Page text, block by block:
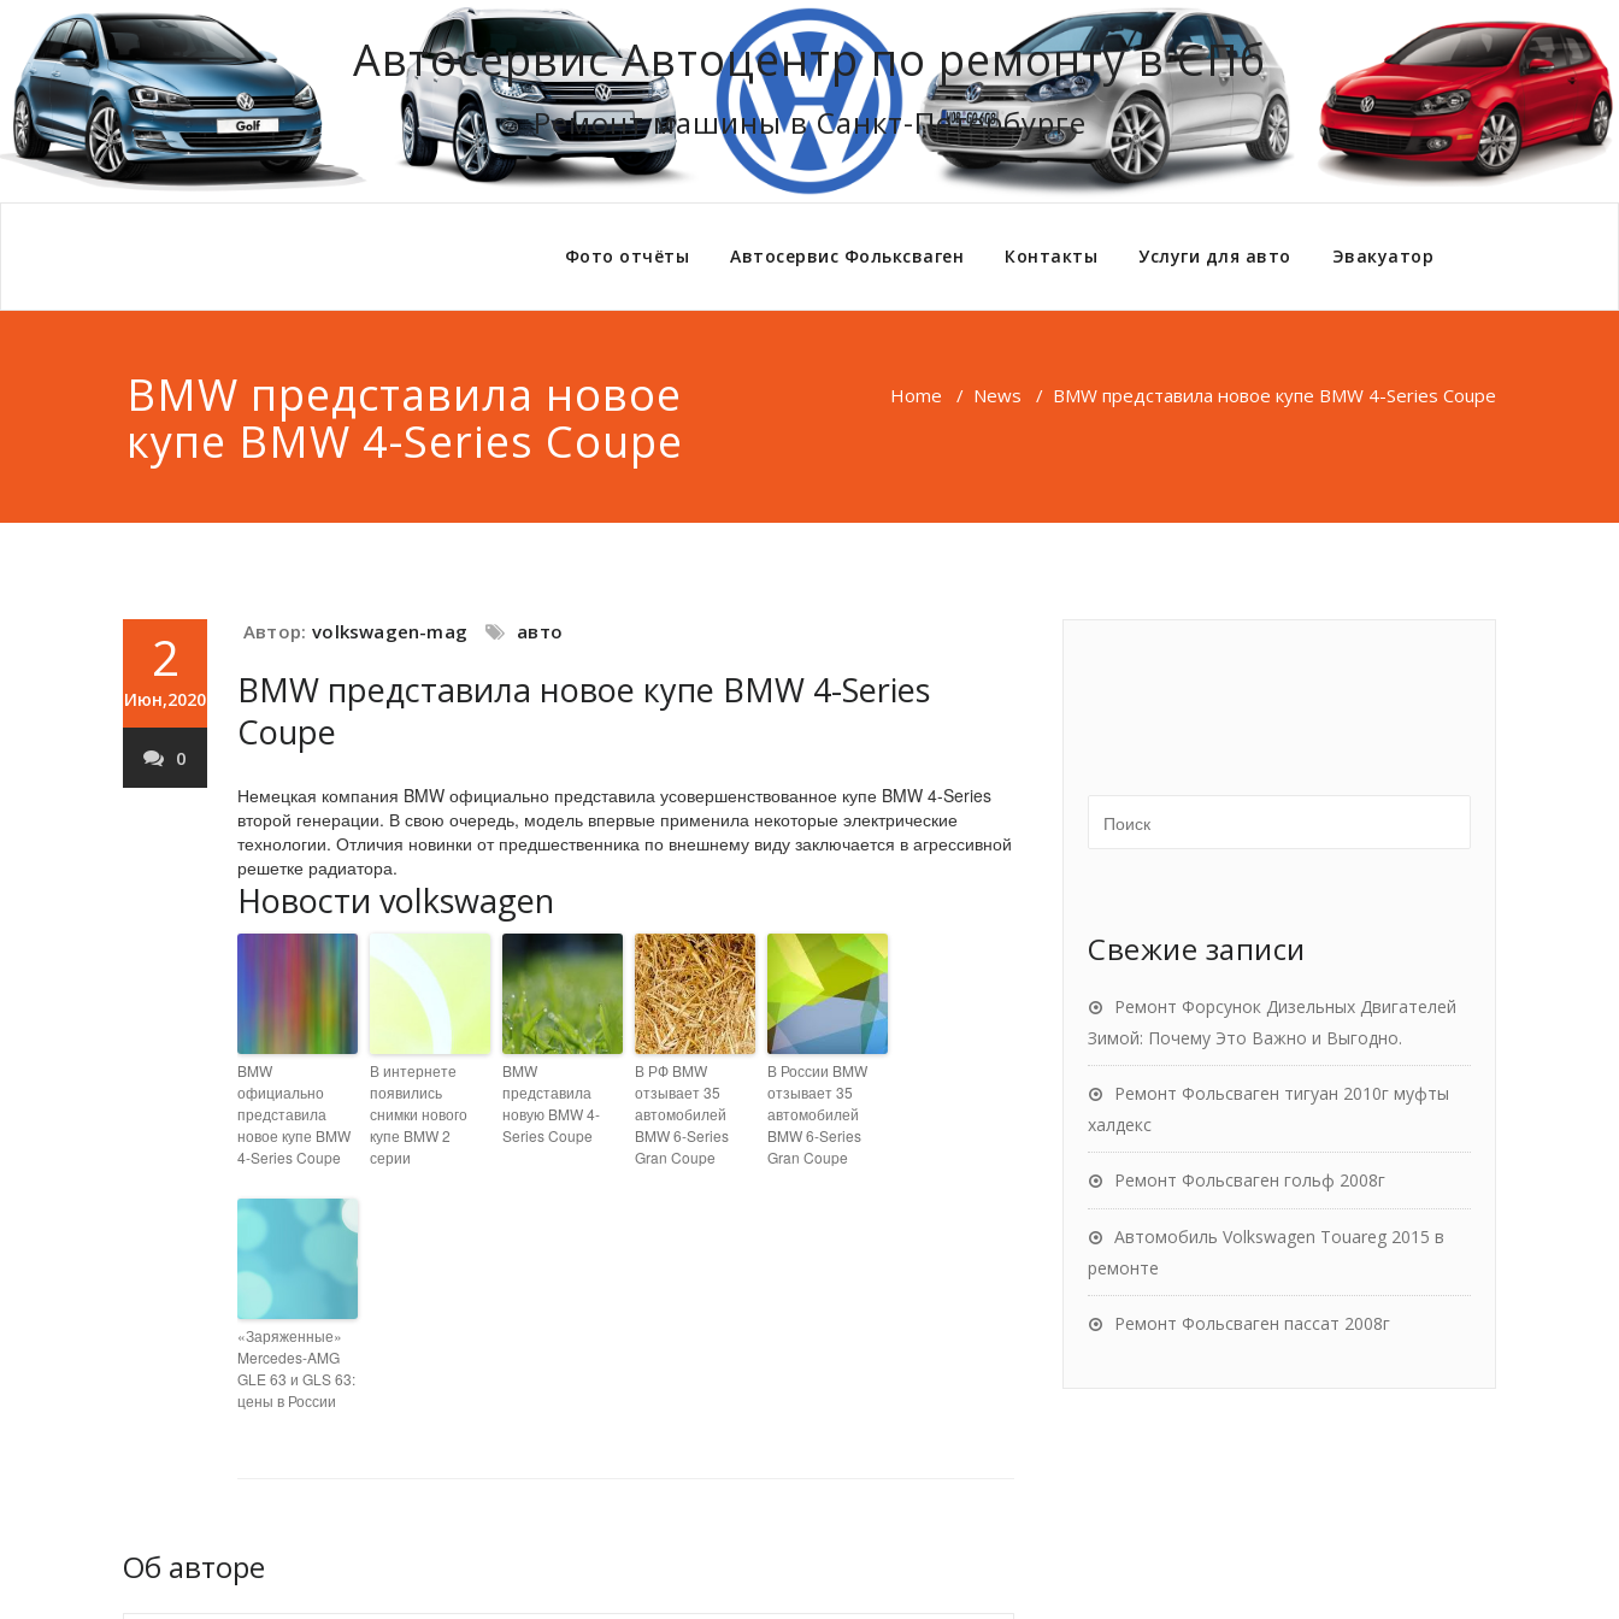
Автосервис Автоцентр по ремонту в СПб
Ремонт машины в Санкт-Петербурге
Фото отчёты Автосервис Фольксваген Контакты Услуги для авто Эвакуатор
BMW представила новое
купе BMW 4-Series Coupe
Home / News / BMW представила новое купе BMW 4-Series Coupe
2
Июн,2020
0
Автор: volkswagen-mag авто
BMW представила новое купе BMW 4-Series
Coupe
Немецкая компания BMW официально представила усовершенствованное купе BMW 4-Series
второй генерации. В свою очередь, модель впервые применила некоторые электрические
технологии. Отличия новинки от предшественника по внешнему виду заключается в агрессивной
решетке радиатора.
Новости volkswagen
BMW
официально
представила
новое купе BMW
4-Series Coupe
В интернете
появились
снимки нового
купе BMW 2
серии
BMW
представила
новую BMW 4-
Series Coupe
В РФ BMW
отзывает 35
автомобилей
BMW 6-Series
Gran Coupe
В России BMW
отзывает 35
автомобилей
BMW 6-Series
Gran Coupe
«Заряженные»
Mercedes-AMG
GLE 63 и GLS 63:
цены в России
Об авторе
Свежие записи
Ремонт Форсунок Дизельных Двигателей
Зимой: Почему Это Важно и Выгодно.
Ремонт Фольсваген тигуан 2010г муфты
халдекс
Ремонт Фольсваген гольф 2008г
Автомобиль Volkswagen Touareg 2015 в
ремонте
Ремонт Фольсваген пассат 2008г